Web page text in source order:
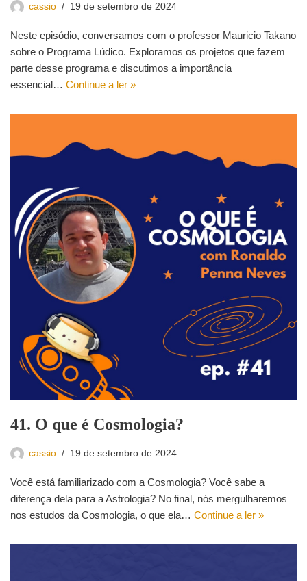
cassio 19 de setembro de 2024
Neste episódio, conversamos com o professor Mauricio Takano
sobre o Programa Lúdico. Exploramos os projetos que fazem
parte desse programa e discutimos a importância
essencial… Continue a ler »
41. O que é Cosmologia?
cassio 19 de setembro de 2024
Você está familiarizado com a Cosmologia? Você sabe a
diferença dela para a Astrologia? No final, nós mergulharemos
nos estudos da Cosmologia, o que ela… Continue a ler »